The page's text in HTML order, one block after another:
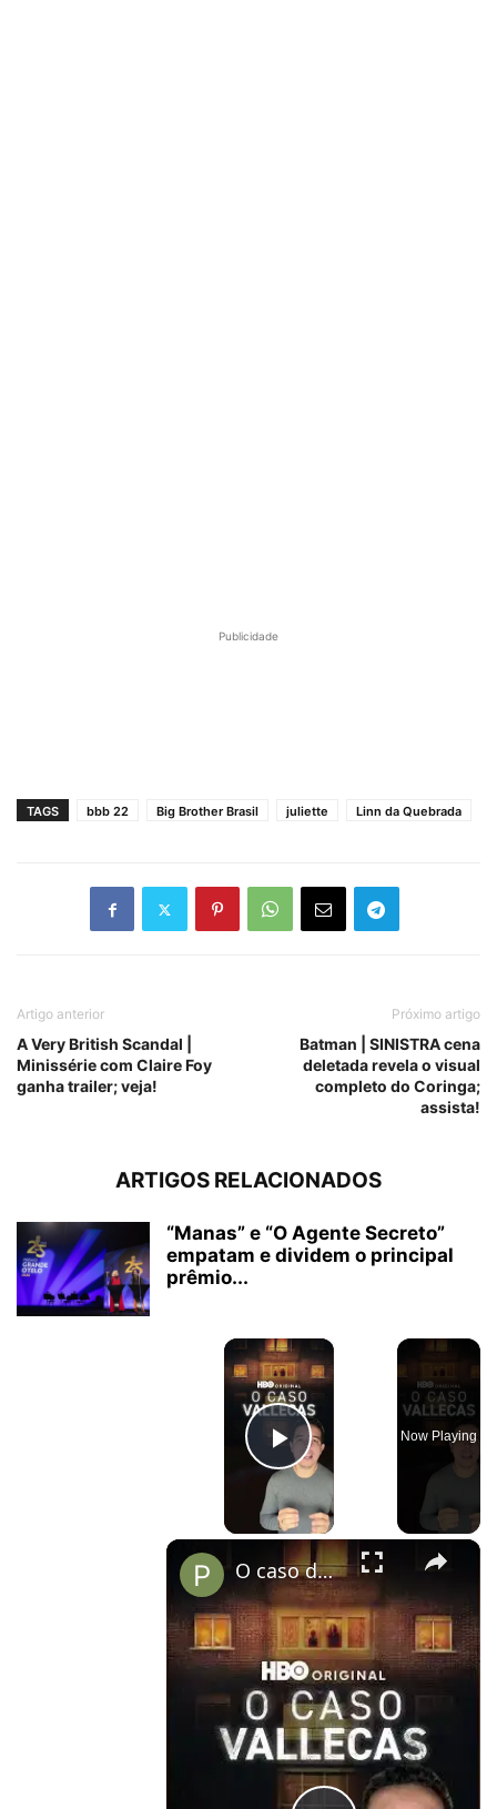
Publicidade
TAGS bbb 22 Big Brother Brasil juliette Linn da Quebrada
Artigo anterior
A Very British Scandal |
Minissérie com Claire Foy
ganha trailer; veja!
Próximo artigo
Batman | SINISTRA cena
deletada revela o visual
completo do Coringa;
assista!
ARTIGOS RELACIONADOS
“Manas” e “O Agente Secreto”
empatam e dividem o principal
prêmio...
×
Play Video
Now Playing
×
O caso de poltergeist mais famoso da Espanha vai te assombrar no streaming!